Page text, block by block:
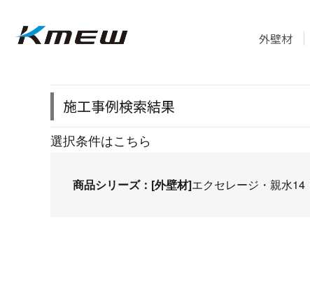
外壁材
施工事例検索結果
選択条件はこちら
商品シリーズ：[外壁材]エクセレージ・親水14